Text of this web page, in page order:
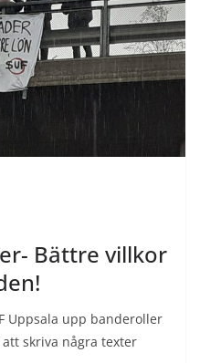
Bättre villkor
Uppsala upp banderoller
skriva några texter